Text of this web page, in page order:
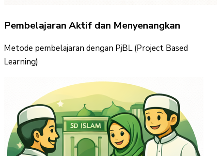
Pembelajaran Aktif dan Menyenangkan
Metode pembelajaran dengan PjBL (Project Based
Learning)